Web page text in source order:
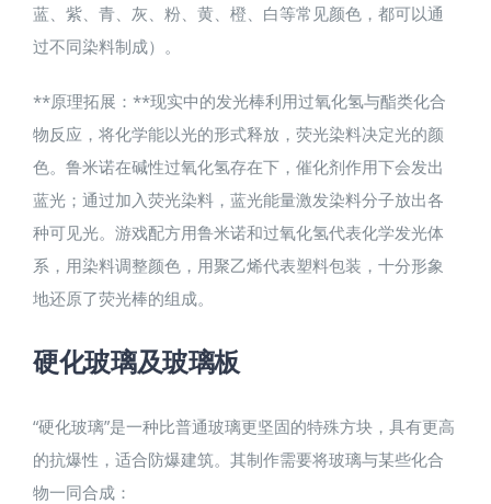
蓝、紫、青、灰、粉、黄、橙、白等常见颜色，都可以通
过不同染料制成）。
**原理拓展：**现实中的发光棒利用过氧化氢与酯类化合
物反应，将化学能以光的形式释放，荧光染料决定光的颜
色。鲁米诺在碱性过氧化氢存在下，催化剂作用下会发出
蓝光；通过加入荧光染料，蓝光能量激发染料分子放出各
种可见光。游戏配方用鲁米诺和过氧化氢代表化学发光体
系，用染料调整颜色，用聚乙烯代表塑料包装，十分形象
地还原了荧光棒的组成。
硬化玻璃及玻璃板
“硬化玻璃”是一种比普通玻璃更坚固的特殊方块，具有更高
的抗爆性，适合防爆建筑。其制作需要将玻璃与某些化合
物一同合成：